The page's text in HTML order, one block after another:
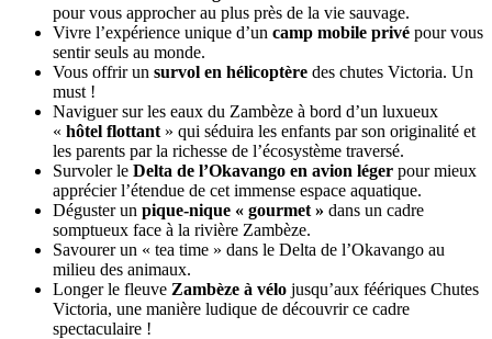
pour vous approcher au plus près de la vie sauvage.
Vivre l’expérience unique d’un camp mobile privé pour vous
sentir seuls au monde.
Vous offrir un survol en hélicoptère des chutes Victoria. Un
must !
Naviguer sur les eaux du Zambèze à bord d’un luxueux
« hôtel flottant » qui séduira les enfants par son originalité et
les parents par la richesse de l’écosystème traversé.
Survoler le Delta de l’Okavango en avion léger pour mieux
apprécier l’étendue de cet immense espace aquatique.
Déguster un pique-nique « gourmet » dans un cadre
somptueux face à la rivière Zambèze.
Savourer un « tea time » dans le Delta de l’Okavango au
milieu des animaux.
Longer le fleuve Zambèze à vélo jusqu’aux féériques Chutes
Victoria, une manière ludique de découvrir ce cadre
spectaculaire !